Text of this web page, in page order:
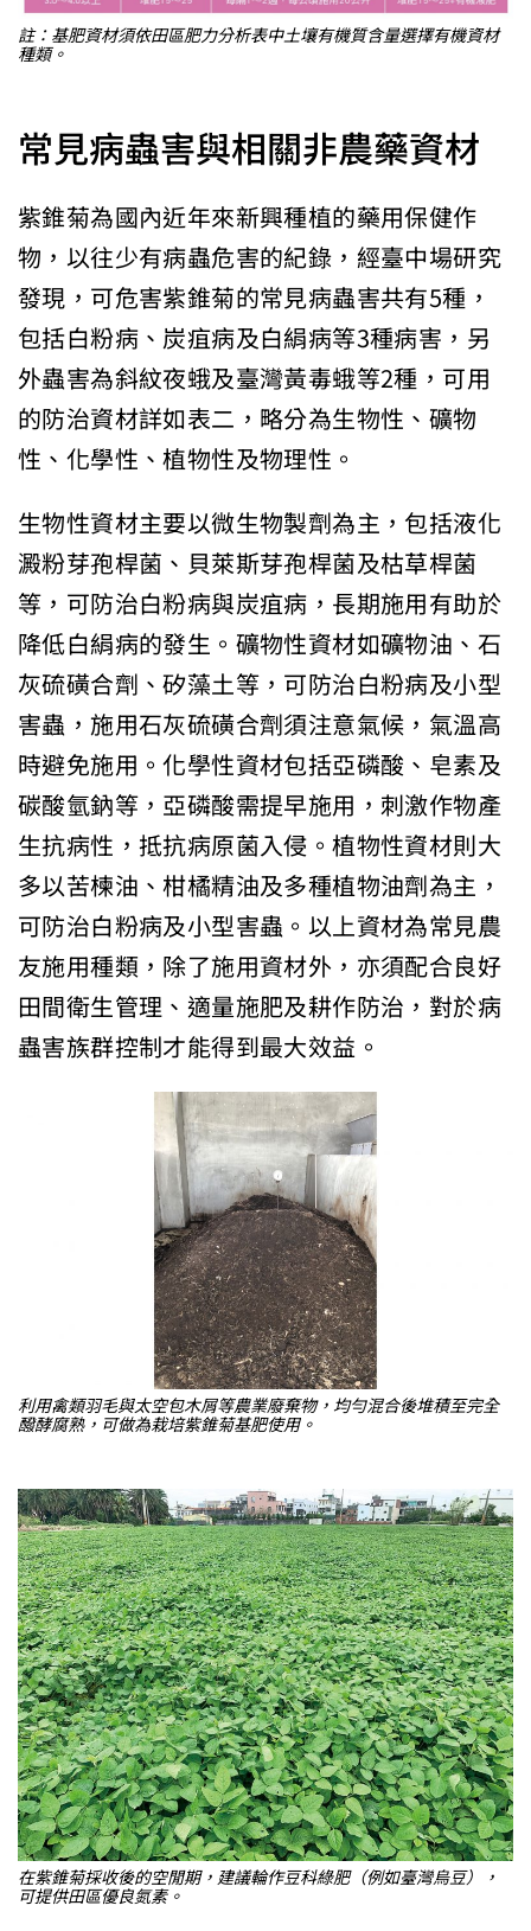
註：基肥資材須依田區肥力分析表中土壤有機質含量選擇有機資材
種類。
常見病蟲害與相關非農藥資材
紫錐菊為國內近年來新興種植的藥用保健作
物，以往少有病蟲危害的紀錄，經臺中場研究
發現，可危害紫錐菊的常見病蟲害共有5種，
包括白粉病、炭疽病及白絹病等3種病害，另
外蟲害為斜紋夜蛾及臺灣黃毒蛾等2種，可用
的防治資材詳如表二，略分為生物性、礦物
性、化學性、植物性及物理性。
生物性資材主要以微生物製劑為主，包括液化
澱粉芽孢桿菌、貝萊斯芽孢桿菌及枯草桿菌
等，可防治白粉病與炭疽病，長期施用有助於
降低白絹病的發生。礦物性資材如礦物油、石
灰硫磺合劑、矽藻土等，可防治白粉病及小型
害蟲，施用石灰硫磺合劑須注意氣候，氣溫高
時避免施用。化學性資材包括亞磷酸、皂素及
碳酸氫鈉等，亞磷酸需提早施用，刺激作物產
生抗病性，抵抗病原菌入侵。植物性資材則大
多以苦楝油、柑橘精油及多種植物油劑為主，
可防治白粉病及小型害蟲。以上資材為常見農
友施用種類，除了施用資材外，亦須配合良好
田間衛生管理、適量施肥及耕作防治，對於病
蟲害族群控制才能得到最大效益。
利用禽類羽毛與太空包木屑等農業廢棄物，均勻混合後堆積至完全
醱酵腐熟，可做為栽培紫錐菊基肥使用。
在紫錐菊採收後的空閒期，建議輪作豆科綠肥（例如臺灣烏豆），
可提供田區優良氮素。